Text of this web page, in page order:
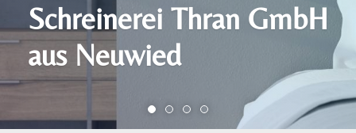
Schreinerei Thran GmbH
aus Neuwied